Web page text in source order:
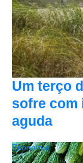
Um terço
sofre com
aguda
Economia